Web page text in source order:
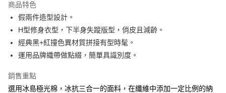
Apple Pay
街口支付
悠遊付
大哥付你分期
相關說明
商品特色
假兩件造型設計。
H型修身衣型，下半身失蹤版型，俏皮且減齡。
經典黑+紅撞色異材質拼接有型時髦。
運用品牌織帶做點綴，簡單具識別度。
銷售重點
選用冰島極光棉，冰抗三合一的面料，在纖維中添加一定比例的納